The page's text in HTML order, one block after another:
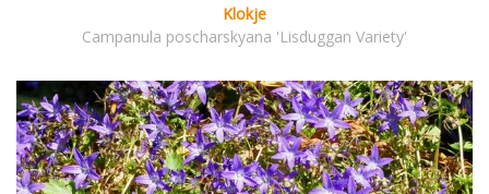
Klokje
Campanula poscharskyana 'Lisduggan Variety'